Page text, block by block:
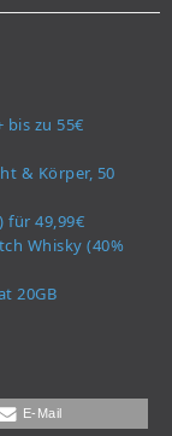
bis zu 55€
& Körper, 50
für 49,99€
Whisky (40%
20GB
E-Mail